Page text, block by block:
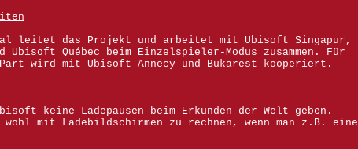
leitet das Projekt und arbeitet mit Ubisoft Singapur,
Québec beim Einzelspieler-Modus zusammen. Für
wird mit Ubisoft Annecy und Bukarest kooperiert.
keine Ladepausen beim Erkunden der Welt geben.
wohl mit Ladebildschirmen zu rechnen, wenn man z.B. eine